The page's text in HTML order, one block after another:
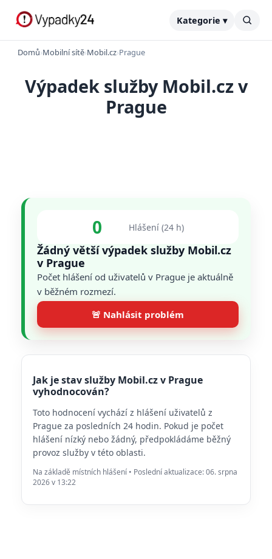
Kategorie ▾
Domů›Mobilní sítě›Mobil.cz›Prague
Výpadek služby Mobil.cz v
Prague
0 Hlášení (24 h)
Žádný větší výpadek služby Mobil.cz
v Prague
Počet hlášení od uživatelů v Prague je aktuálně
v běžném rozmezí.
🚨 Nahlásit problém
Jak je stav služby Mobil.cz v Prague
vyhodnocován?
Toto hodnocení vychází z hlášení uživatelů z
Prague za posledních 24 hodin. Pokud je počet
hlášení nízký nebo žádný, předpokládáme běžný
provoz služby v této oblasti.
Na základě místních hlášení • Poslední aktualizace: 06. srpna
2026 v 13:22